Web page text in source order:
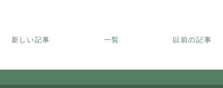
新しい記事 一覧 以前の記事